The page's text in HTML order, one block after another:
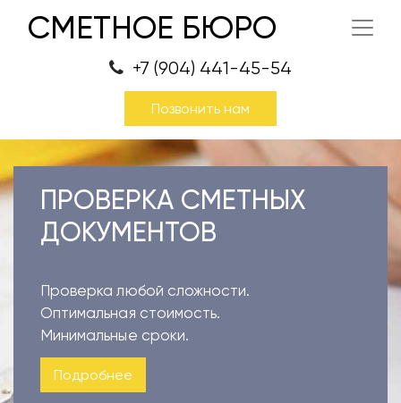
СМЕТНОЕ БЮРО
+7 (904) 441-45-54
Позвонить нам
ПРОВЕРКА СМЕТНЫХ
ДОКУМЕНТОВ
Проверка любой сложности.
Оптимальная стоимость.
Минимальные сроки.
Подробнее